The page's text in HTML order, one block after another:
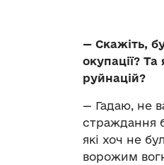
— Скажіть,
окупації?
руйнацій?
— Гадаю, не
страждання
які хоч не
ворожим